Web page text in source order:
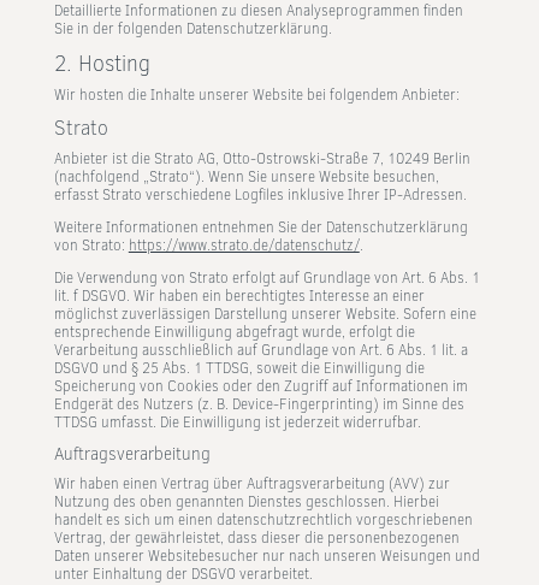
Detaillierte Informationen zu diesen Analyseprogrammen finden
Sie in der folgenden Datenschutzerklärung.
2. Hosting
Wir hosten die Inhalte unserer Website bei folgendem Anbieter:
Strato
Anbieter ist die Strato AG, Otto-Ostrowski-Straße 7, 10249 Berlin
(nachfolgend „Strato“). Wenn Sie unsere Website besuchen,
erfasst Strato verschiedene Logfiles inklusive Ihrer IP-Adressen.
Weitere Informationen entnehmen Sie der Datenschutzerklärung
von Strato: https://www.strato.de/datenschutz/.
Die Verwendung von Strato erfolgt auf Grundlage von Art. 6 Abs. 1
lit. f DSGVO. Wir haben ein berechtigtes Interesse an einer
möglichst zuverlässigen Darstellung unserer Website. Sofern eine
entsprechende Einwilligung abgefragt wurde, erfolgt die
Verarbeitung ausschließlich auf Grundlage von Art. 6 Abs. 1 lit. a
DSGVO und § 25 Abs. 1 TTDSG, soweit die Einwilligung die
Speicherung von Cookies oder den Zugriff auf Informationen im
Endgerät des Nutzers (z. B. Device-Fingerprinting) im Sinne des
TTDSG umfasst. Die Einwilligung ist jederzeit widerrufbar.
Auftragsverarbeitung
Wir haben einen Vertrag über Auftragsverarbeitung (AVV) zur
Nutzung des oben genannten Dienstes geschlossen. Hierbei
handelt es sich um einen datenschutzrechtlich vorgeschriebenen
Vertrag, der gewährleistet, dass dieser die personenbezogenen
Daten unserer Websitebesucher nur nach unseren Weisungen und
unter Einhaltung der DSGVO verarbeitet.